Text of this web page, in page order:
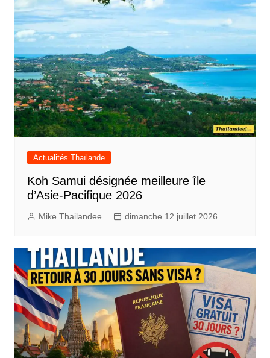
Actualités Thaïlande
Koh Samui désignée meilleure île
d’Asie-Pacifique 2026
Mike Thailandee dimanche 12 juillet 2026